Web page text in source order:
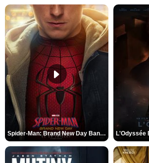
Spider-Man: Brand New Day Bande-annonce VO STFR